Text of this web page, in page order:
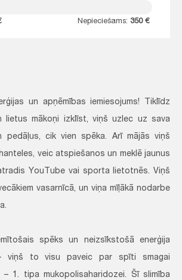
Nepieciešams: 350 €
un apņēmības iemiesojums! Tiklīdz
lietus mākoņi izklīst, viņš uzlec uz sava
pedāļus, cik vien spēka. Arī mājās viņš
veic atspiešanos un meklē jaunus
YouTube vai sporta lietotnēs. Viņš
vasarnīcā, un viņa mīļākā nodarbe
spēks un neizsīkstošā enerģija
viņš to visu paveic par spīti smagai
– 1. tipa mukopolisaharidozei. Šī slimība